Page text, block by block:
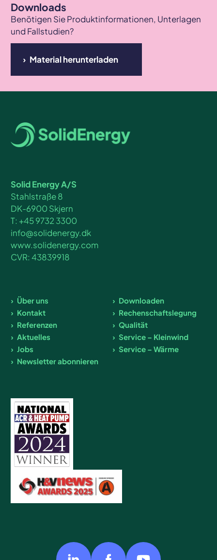
Downloads
Benötigen Sie Produktinformationen, Unterlagen
und Fallstudien?
Material herunterladen
Solid Energy A/S
Stahlstraße 8
DK-6900 Skjern
T: +45 9732 3300
info@solidenergy.dk
www.solidenergy.com
CVR: 43839918
Über uns
Kontakt
Referenzen
Aktuelles
Jobs
Newsletter abonnieren
Downloaden
Rechenschaftslegung
Qualität
Service – Kleinwind
Service – Wärme